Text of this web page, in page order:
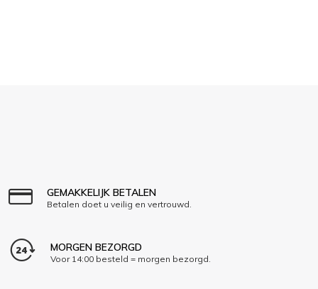
GEMAKKELIJK BETALEN
Betalen doet u veilig en vertrouwd.
MORGEN BEZORGD
Voor 14:00 besteld = morgen bezorgd.